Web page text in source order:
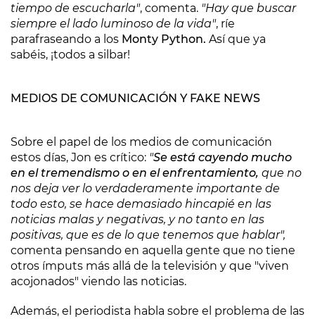
tiempo de escucharla", comenta. "Hay que buscar
siempre el lado luminoso de la vida", ríe
parafraseando a los Monty Python. Así que ya
sabéis, ¡todos a silbar!
MEDIOS DE COMUNICACIÓN Y FAKE NEWS
Sobre el papel de los medios de comunicación
estos días, Jon es crítico: "Se está cayendo mucho
en el tremendismo o en el enfrentamiento, que no
nos deja ver lo verdaderamente importante de
todo esto, se hace demasiado hincapié en las
noticias malas y negativas, y no tanto en las
positivas, que es de lo que tenemos que hablar",
comenta pensando en aquella gente que no tiene
otros ímputs más allá de la televisión y que "viven
acojonados" viendo las noticias.
Además, el periodista habla sobre el problema de las